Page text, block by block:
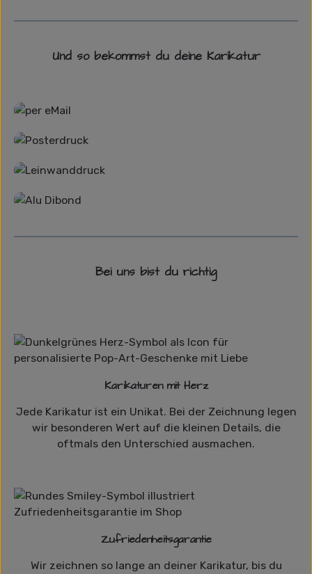
Und so bekommst du deine Karikatur
Bei uns bist du richtig
Karikaturen mit Herz
Jede Karikatur ist ein Unikat. Bei der Zeichnung legen
wir besonderen Wert auf die kleinen Details, die
oftmals den Unterschied ausmachen.
Zufriedenheitsgarantie
Wir zeichnen so lange an deiner Karikatur, bis du